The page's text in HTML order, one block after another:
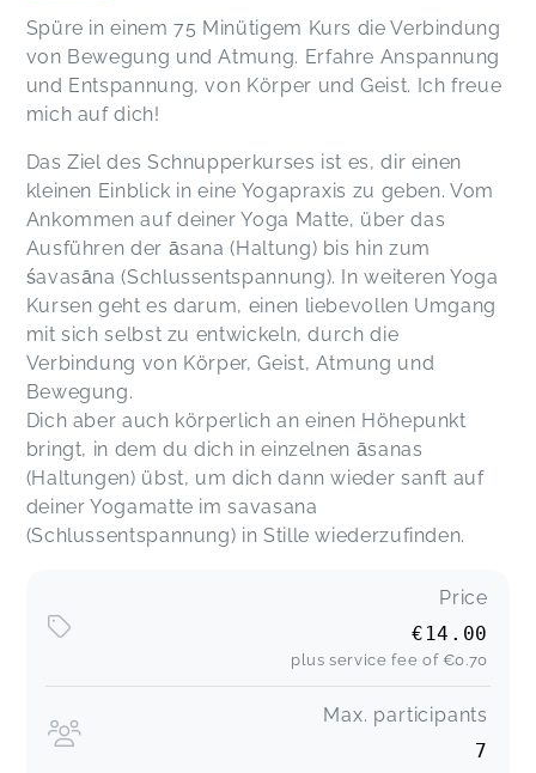
Spüre in einem 75 Minütigem Kurs die Verbindung
von Bewegung und Atmung. Erfahre Anspannung
und Entspannung, von Körper und Geist. Ich freue
mich auf dich!
Das Ziel des Schnupperkurses ist es, dir einen
kleinen Einblick in eine Yogapraxis zu geben. Vom
Ankommen auf deiner Yoga Matte, über das
Ausführen der āsana (Haltung) bis hin zum
śavasāna (Schlussentspannung). In weiteren Yoga
Kursen geht es darum, einen liebevollen Umgang
mit sich selbst zu entwickeln, durch die
Verbindung von Körper, Geist, Atmung und
Bewegung.
Dich aber auch körperlich an einen Höhepunkt
bringt, in dem du dich in einzelnen āsanas
(Haltungen) übst, um dich dann wieder sanft auf
deiner Yogamatte im savasana
(Schlussentspannung) in Stille wiederzufinden.
Price
€14.00
plus service fee of €0.70
Max. participants
7